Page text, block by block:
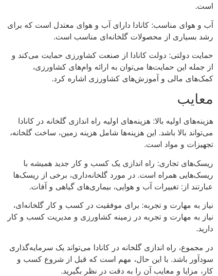
است.
آب و هوای مناسب: کانادا دارای آب و هوای معتدل است که برای
رشد بسیاری از محصولات گلخانه‌ای مناسب است.
حمایت دولتی: دولت کانادا از صنعت کشاورزی حمایت می‌کند و
از جمله این حمایت‌ها می‌توان به ارائه وام‌های کشاورزی،
کمک‌های مالی و آموزش‌های کشاورزی اشاره کرد.
معایب
هزینه‌های اولیه بالا: هزینه‌های اولیه راه اندازی گلخانه در کانادا
می‌تواند بالا باشد. این هزینه‌ها شامل هزینه زمین، ساخت گلخانه،
تجهیزات و مواد است.
ریسک‌های تجاری: راه اندازی یک کسب و کار جدید همیشه با
ریسک‌هایی همراه است. در مورد گلخانه‌داری، برخی از ریسک‌ها
عبارتند از: تغییرات آب و هوایی، بیماری‌های گیاهی و آفات.
نیاز به مهارت و تجربه: برای موفقیت در کسب و کار گلخانه‌ای،
نیاز به مهارت و تجربه در زمینه کشاورزی و مدیریت کسب و کار
دارید.
در مجموع، راه اندازی گلخانه در کانادا می‌تواند یک سرمایه‌گذاری
سودآور باشد. با این حال، مهم است که قبل از شروع کسب و
کار، مزایا و معایب آن را به دقت در نظر بگیرید.